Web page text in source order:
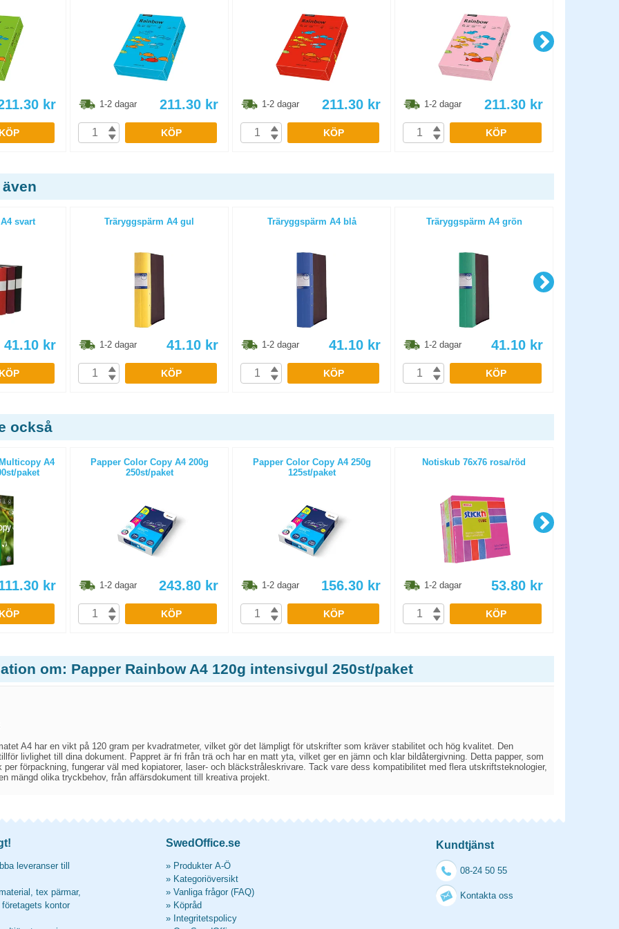
kr
KÖP
1-2 dagar 211.30 kr
KÖP
1-2 dagar 211.30 kr
KÖP
1-2 dagar 211.30 kr
KÖP
svart
41.10 kr
KÖP
Träryggspärm A4 gul
1-2 dagar 41.10 kr
KÖP
Träryggspärm A4 blå
1-2 dagar 41.10 kr
KÖP
Träryggspärm A4 grön
1-2 dagar 41.10 kr
KÖP
också
A4
paket
kr
KÖP
Papper Color Copy A4 200g
250st/paket
1-2 dagar 243.80 kr
KÖP
Papper Color Copy A4 250g
125st/paket
1-2 dagar 156.30 kr
KÖP
Notiskub 76x76 rosa/röd
1-2 dagar 53.80 kr
KÖP
om: Papper Rainbow A4 120g intensivgul 250st/paket
A4 har en vikt på 120 gram per kvadratmeter, vilket gör det lämpligt för utskrifter som kräver stabilitet och hög kvalitet. Den
livlighet till dina dokument. Pappret är fri från trä och har en matt yta, vilket ger en jämn och klar bildåtergivning. Detta papper, som
per förpackning, fungerar väl med kopiatorer, laser- och bläckstråleskrivare. Tack vare dess kompatibilitet med flera utskriftsteknologier,
mängd olika tryckbehov, från affärsdokument till kreativa projekt.
leveranser till
tex pärmar,
kontor
SwedOffice.se
» Produkter A-Ö
» Kategoriöversikt
» Vanliga frågor (FAQ)
» Köpråd
» Integritetspolicy
Kundtjänst
08-24 50 55
Kontakta oss